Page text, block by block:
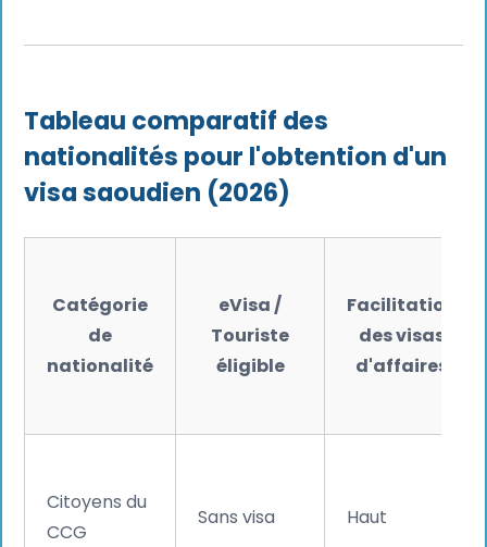
Tableau comparatif des
nationalités pour l'obtention d'un
visa saoudien (2026)
Catégorie
de
nationalité
eVisa /
Touriste
éligible
Facilitation
des visas
d'affaires
Citoyens du
CCG
Sans visa Haut